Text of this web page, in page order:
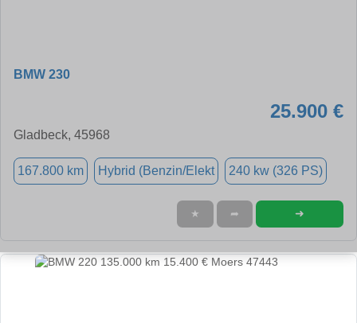
BMW 230
25.900 €
Gladbeck, 45968
167.800 km Hybrid (Benzin/Elekt 240 kw (326 PS)
★ ➦ ➜